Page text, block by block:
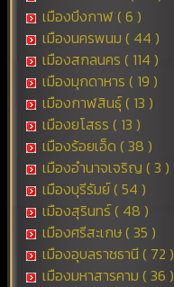
เมืองบึงกาฬ ( 6 )
เมืองนครพนม ( 44 )
เมืองสกลนคร ( 114 )
เมืองมุกดาหาร ( 19 )
เมืองกาฬสินธุ์ ( 13 )
เมืองยโสธร ( 13 )
เมืองร้อยเอ็ด ( 38 )
เมืองอำนาจเจริญ ( 3 )
เมืองบุรีรัมย์ ( 54 )
เมืองสุรินทร์ ( 48 )
เมืองศรีสะเกษ ( 35 )
เมืองอุบลราชธานี ( 72 )
เมืองมหาสารคาม ( 36 )